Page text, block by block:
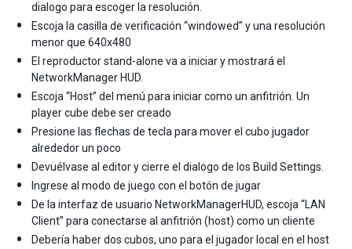
dialogo para escoger la resolución.
Escoja la casilla de verificación “windowed” y una resolución
menor que 640x480
El reproductor stand-alone va a iniciar y mostrará el
NetworkManager HUD.
Escoja “Host” del menú para iniciar como un anfitrión. Un
player cube debe ser creado
Presione las flechas de tecla para mover el cubo jugador
alrededor un poco
Devuélvase al editor y cierre el dialogo de los Build Settings.
Ingrese al modo de juego con el botón de jugar
De la interfaz de usuario NetworkManagerHUD, escoja “LAN
Client” para conectarse al anfitrión (host) como un cliente
Debería haber dos cubos, uno para el jugador local en el host